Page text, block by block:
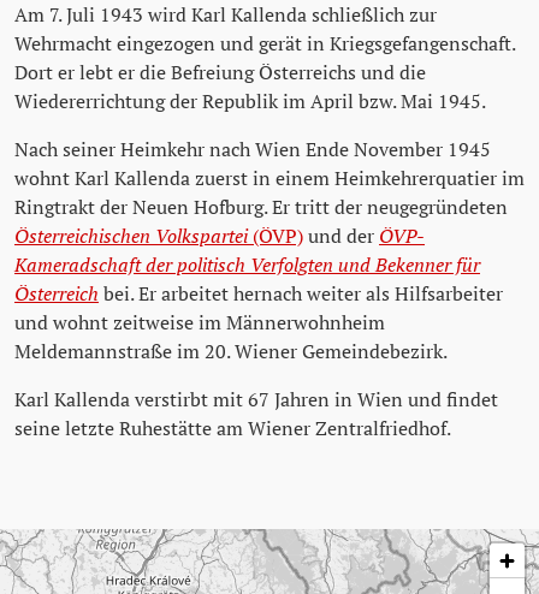
Am 7. Juli 1943 wird Karl Kallenda schließlich zur
Wehrmacht eingezogen und gerät in Kriegsgefangenschaft.
Dort er lebt er die Befreiung Österreichs und die
Wiedererrichtung der Republik im April bzw. Mai 1945.
Nach seiner Heimkehr nach Wien Ende November 1945
wohnt Karl Kallenda zuerst in einem Heimkehrerquatier im
Ringtrakt der Neuen Hofburg. Er tritt der neugegründeten
Österreichischen Volkspartei(ÖVP)und der ÖVP-
Kameradschaft der politisch Verfolgten und Bekenner für
Österreich bei. Er arbeitet hernach weiter als Hilfsarbeiter
und wohnt zeitweise im Männerwohnheim
Meldemannstraße im 20. Wiener Gemeindebezirk.
Karl Kallenda verstirbt mit 67 Jahren in Wien und findet
seine letzte Ruhestätte am Wiener Zentralfriedhof.
Passer la carte